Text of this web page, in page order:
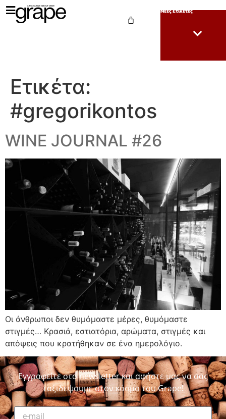
Νέες Ετικέτες
Ετικέτα:
#gregorikontos
WINE JOURNAL #26
Οι άνθρωποι δεν θυμόμαστε μέρες, θυμόμαστε
στιγμές… Κρασιά, εστιατόρια, αρώματα, στιγμές και
απόψεις που κρατήθηκαν σε ένα ημερολόγιο.
Εγγραφείτε στο newsletter και αφήστε μας να σας
ταξιδέψουμε στον κόσμο του Grape!